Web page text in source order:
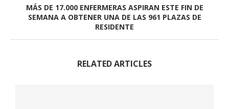
MÁS DE 17.000 ENFERMERAS ASPIRAN ESTE FIN DE
SEMANA A OBTENER UNA DE LAS 961 PLAZAS DE
RESIDENTE
RELATED ARTICLES